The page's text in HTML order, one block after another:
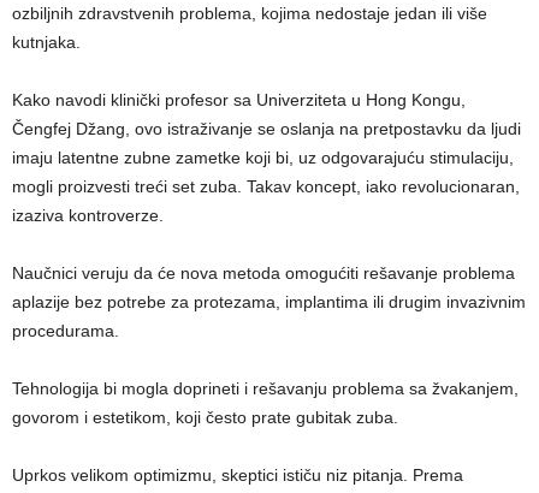
ozbiljnih zdravstvenih problema, kojima nedostaje jedan ili više
kutnjaka.
Kako navodi klinički profesor sa Univerziteta u Hong Kongu,
Čengfej Džang, ovo istraživanje se oslanja na pretpostavku da ljudi
imaju latentne zubne zametke koji bi, uz odgovarajuću stimulaciju,
mogli proizvesti treći set zuba. Takav koncept, iako revolucionaran,
izaziva kontroverze.
Naučnici veruju da će nova metoda omogućiti rešavanje problema
aplazije bez potrebe za protezama, implantima ili drugim invazivnim
procedurama.
Tehnologija bi mogla doprineti i rešavanju problema sa žvakanjem,
govorom i estetikom, koji često prate gubitak zuba.
Uprkos velikom optimizmu, skeptici ističu niz pitanja. Prema